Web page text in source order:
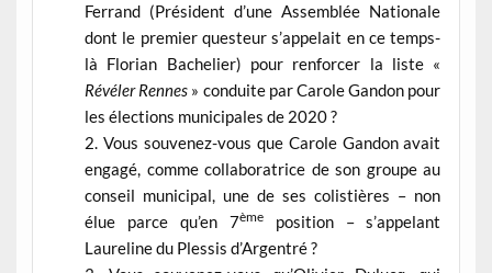
Ferrand (Président d’une Assemblée Nationale
dont le premier questeur s’appelait en ce temps-
là Florian Bachelier) pour renforcer la liste «
Révéler Rennes » conduite par Carole Gandon pour
les élections municipales de 2020 ?
Vous souvenez-vous que Carole Gandon avait
engagé, comme collaboratrice de son groupe au
conseil municipal, une de ses colistières – non
élue parce qu’en 7èmeposition – s’appelant
Laureline du Plessis d’Argentré ?